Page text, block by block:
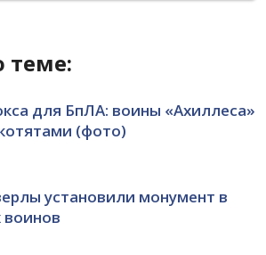
теме:
для БпЛА: воины «Ахиллеса»
(фото)
установили монумент в
воинов